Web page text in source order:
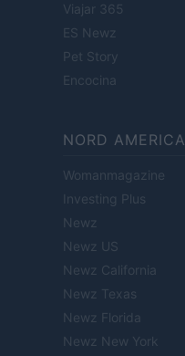
Viajar 365
ES Newz
Pet Story
Encocina
NORD AMERICA
Womanmagazine
Investing Plus
Newz
Newz US
Newz California
Newz Texas
Newz Florida
Newz New York